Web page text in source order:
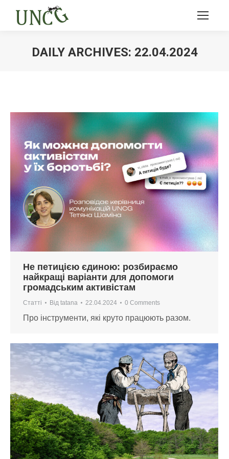
DAILY ARCHIVES: 22.04.2024
Не петицією єдиною: розбираємо
найкращі варіанти для допомоги
громадським активістам
Статті Від tatana 22.04.2024 0 Comments
Про інструменти, які круто працюють разом.